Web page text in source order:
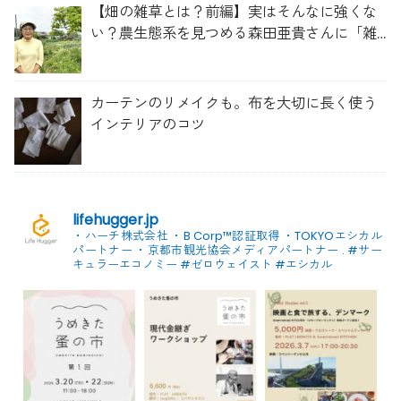
【畑の雑草とは？前編】実はそんなに強くな
い？農生態系を見つめる森田亜貴さんに「雑
カーテンのリメイクも。布を大切に長く使う
インテリアのコツ
lifehugger.jp
・ハーチ株式会社 ・B Corp™認証取得 ・TOKYOエシカル
パートナー ・京都市観光協会メディアパートナー . #サー
キュラーエコノミー #ゼロウェイスト #エシカル